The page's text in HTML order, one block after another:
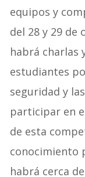
equipos y
del 28 y 29 de
habrá charlas
estudiantes
seguridad y
participar en
de esta
conocimiento
habrá cerca